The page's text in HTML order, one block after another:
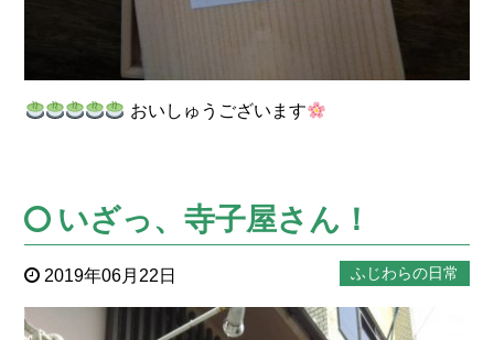
おいしゅうございます
いざっ、寺子屋さん！
2019年06月22日 ふじわらの日常